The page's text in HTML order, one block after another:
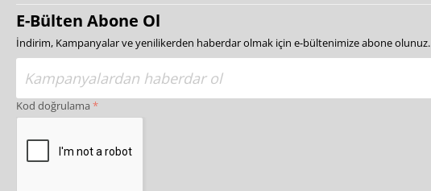
E-Bülten Abone Ol
İndirim, Kampanyalar ve yenilikerden haberdar olmak için e-bültenimize abone olunuz.
Kod doğrulama